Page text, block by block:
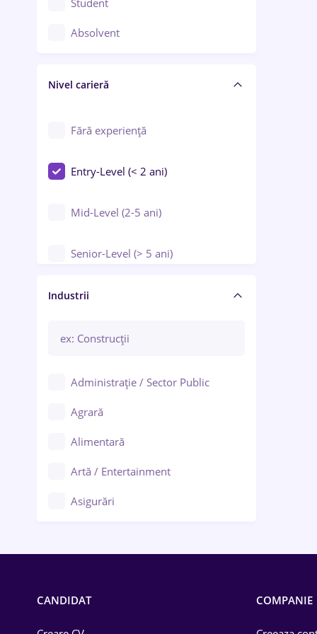
Controlul calității
Educație / Training / Arte
Student
Absolvent
Nivel carieră
Fără experiență
Entry-Level (< 2 ani)
Mid-Level (2-5 ani)
Senior-Level (> 5 ani)
Manager / Executiv
Industrii
Administrație / Sector Public
Agrară
Alimentară
Artă / Entertainment
Asigurări
CANDIDAT COMPANIE